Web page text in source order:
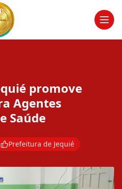
promove
Agentes
Saúde
Prefeitura de Jequié